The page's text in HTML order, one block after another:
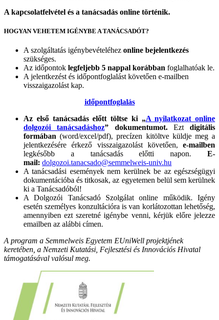
A kapcsolatfelvétel és a tanácsadás online történik.
HOGYAN VEHETEM IGÉNYBE A TANÁCSADÓT?
A szolgáltatás igénybevételéhez online bejelentkezés
szükséges.
Az időpontok legfeljebb 5 nappal korábban foglalhatóak le.
A jelentkezést és időpontfoglalást követően e-mailben
visszaigazolást kap.
időpontfoglalás
Az első tanácsadás előtt töltse ki „A nyilatkozat online
dolgozói tanácsadáshoz” dokumentumot. Ezt digitális
formában(word/excel/pdf), precízen kitöltve küldje meg a
jelentkezésére érkező visszaigazolást követően, e-mailben
legkésőbb a tanácsadás előtti napon. E-
mail: dolgozoi.tanacsado@semmelweis-univ.hu
A tanácsadási események nem kerülnek be az egészségügyi
dokumentációba és titkosak, az egyetemen belül sem kerülnek
ki a Tanácsadóból!
A Dolgozói Tanácsadó Szolgálat online működik. Igény
esetén személyes konzultációra is van korlátozottan lehetőség,
amennyiben ezt szeretné igénybe venni, kérjük előre jelezze
emailben az alábbi címen.
A program a Semmelweis Egyetem EUniWell projektjének
keretében, a Nemzeti Kutatási, Fejlesztési és Innovációs Hivatal
támogatásával valósul meg.